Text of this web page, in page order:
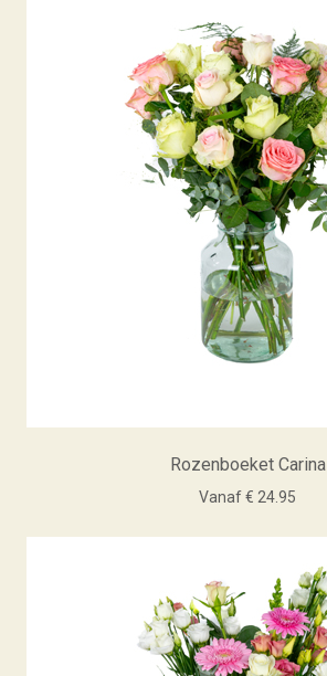
Rozenboeket Carina
Vanaf € 24.95